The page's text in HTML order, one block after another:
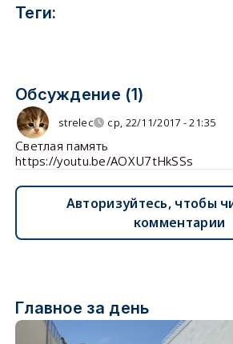
Теги:
Обсуждение (1)
strelec ср, 22/11/2017 - 21:35
Светлая память
https://youtu.be/AOXU7tHkSSs
Авторизуйтесь, чтобы
комментарии
Главное за день